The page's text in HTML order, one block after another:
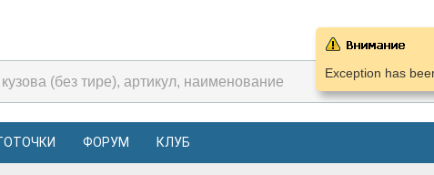
ФОРУМ КЛУБ
Exception has